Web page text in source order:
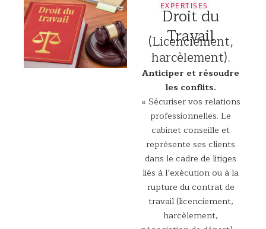
EXPERTISES
Droit du
Travail
(Licenciement,
harcèlement).
Anticiper et résoudre
les conflits.
« Sécuriser vos relations
professionnelles. Le
cabinet conseille et
représente ses clients
dans le cadre de litiges
liés à l’exécution ou à la
rupture du contrat de
travail (licenciement,
harcèlement,